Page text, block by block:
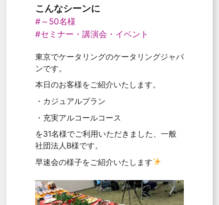
こんなシーンに
#～50名様
#セミナー・講演会・イベント
東京でケータリングのケータリングジャパ
ンです。
本日のお客様をご紹介いたします。
・カジュアルプラン
・充実アルコールコース
を31名様でご利用いただきました、一般
社団法人B様です。
早速会の様子をご紹介いたします